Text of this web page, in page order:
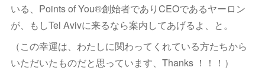
いる、Points of You®創始者でありCEOであるヤーロン
が、もしTel Avivに来るなら案内してあげるよ、と。
（この幸運は、わたしに関わってくれている方たちから
いただいたものだと思っています、Thanks ！！！）